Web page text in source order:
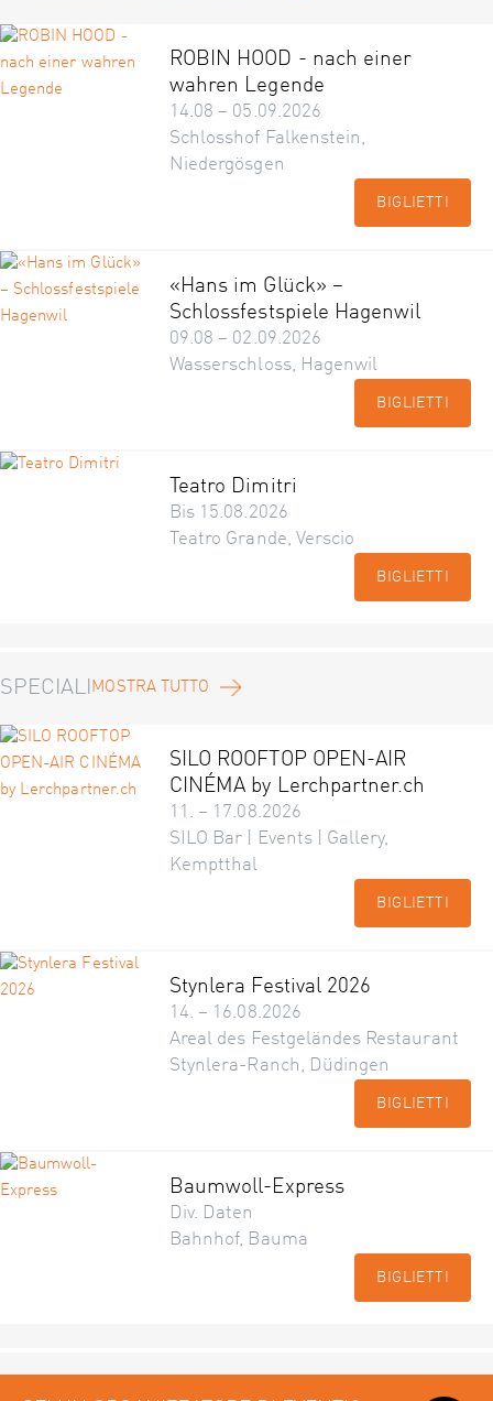
ROBIN HOOD - nach einer
wahren Legende
14.08 – 05.09.2026
Schlosshof Falkenstein,
Niedergösgen
BIGLIETTI
«Hans im Glück» –
Schlossfestspiele Hagenwil
09.08 – 02.09.2026
Wasserschloss, Hagenwil
BIGLIETTI
Teatro Dimitri
Bis 15.08.2026
Teatro Grande, Verscio
BIGLIETTI
SPECIALIMOSTRA TUTTO
SILO ROOFTOP OPEN-AIR
CINÉMA by Lerchpartner.ch
11. – 17.08.2026
SILO Bar | Events | Gallery,
Kemptthal
BIGLIETTI
Stynlera Festival 2026
14. – 16.08.2026
Areal des Festgeländes Restaurant
Stynlera-Ranch, Düdingen
BIGLIETTI
Baumwoll-Express
Div. Daten
Bahnhof, Bauma
BIGLIETTI